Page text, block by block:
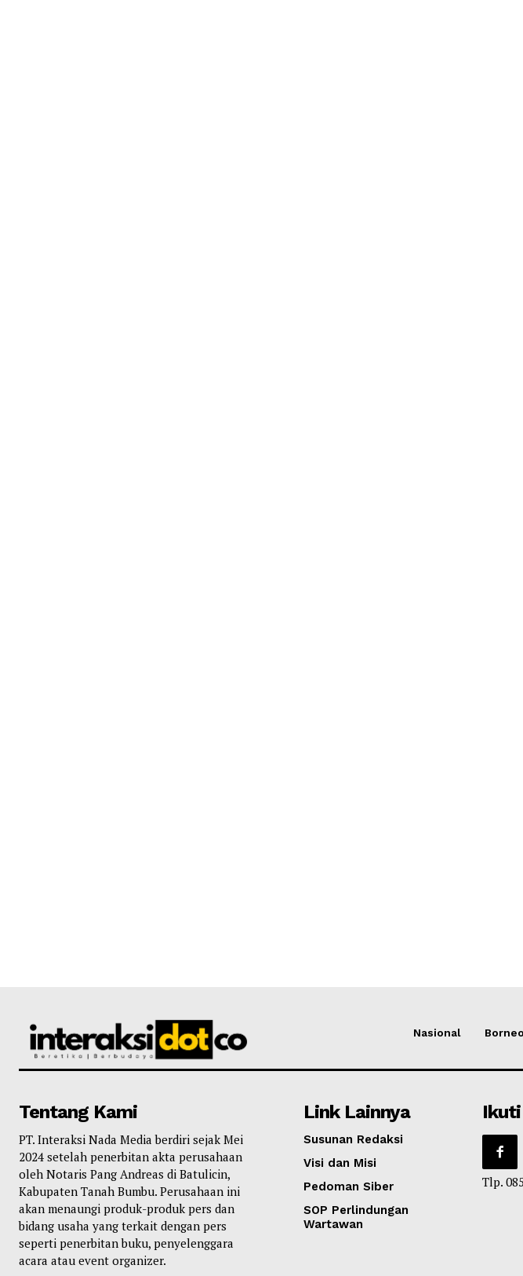
Nasional
Tentang Kami
PT. Interaksi Nada Media berdiri sejak Mei
2024 setelah penerbitan akta perusahaan
oleh Notaris Pang Andreas di Batulicin,
Kabupaten Tanah Bumbu. Perusahaan ini
akan menaungi produk-produk pers dan
bidang usaha yang terkait dengan pers
seperti penerbitan buku, penyelenggara
acara atau event organizer.
Link Lainnya
Susunan Redaksi
Visi dan Misi
Pedoman Siber
SOP Perlindungan
Wartawan
Tlp.